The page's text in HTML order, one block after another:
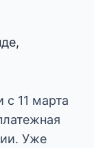
11 марта
Уже